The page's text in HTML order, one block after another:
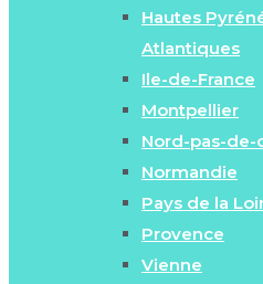
Hautes
Atlantiques
Ile-de-France
Montpellier
Nord-pas-de-
Normandie
Pays de la
Provence
Vienne